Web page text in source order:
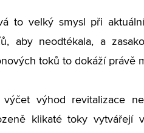
to velký smysl při
aby neodtékala, a
toků to dokáží právě
výčet výhod revitalizace
klikaté toky vytvářejí